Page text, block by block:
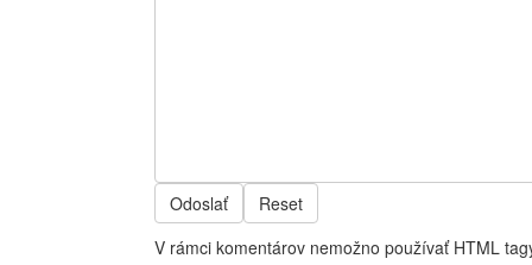
Odoslať
Reset
V rámci komentárov nemožno používať HTML